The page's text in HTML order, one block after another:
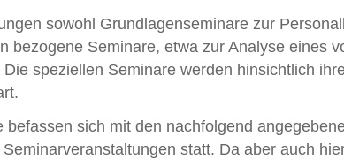
sowohl Grundlagenseminare zur
bezogene Seminare, etwa zur Analyse eines
speziellen Seminare werden hinsichtlich
befassen sich mit den nachfolgend
statt. Da aber auch